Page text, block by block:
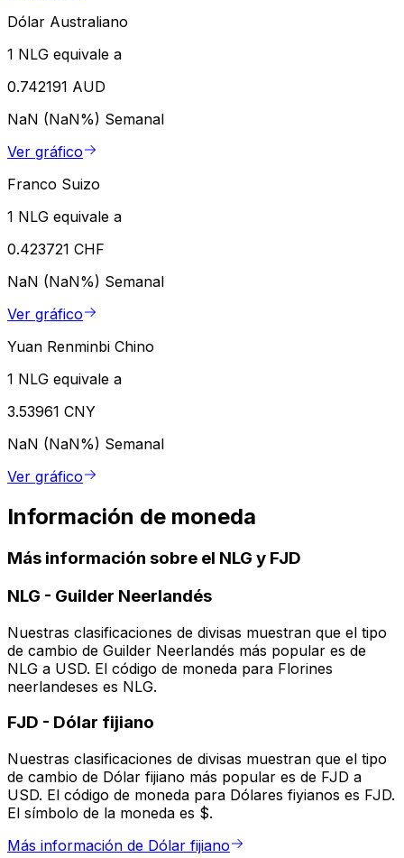
Dólar Australiano
1 NLG equivale a
0.742191 AUD
NaN (NaN%) Semanal
Ver gráfico
Franco Suizo
1 NLG equivale a
0.423721 CHF
NaN (NaN%) Semanal
Ver gráfico
Yuan Renminbi Chino
1 NLG equivale a
3.53961 CNY
NaN (NaN%) Semanal
Ver gráfico
Información de moneda
Más información sobre el NLG y FJD
NLG - Guilder Neerlandés
Nuestras clasificaciones de divisas muestran que el tipo
de cambio de Guilder Neerlandés más popular es de
NLG a USD. El código de moneda para Florines
neerlandeses es NLG.
FJD - Dólar fijiano
Nuestras clasificaciones de divisas muestran que el tipo
de cambio de Dólar fijiano más popular es de FJD a
USD. El código de moneda para Dólares fiyianos es FJD.
El símbolo de la moneda es $.
Más información de Dólar fijiano